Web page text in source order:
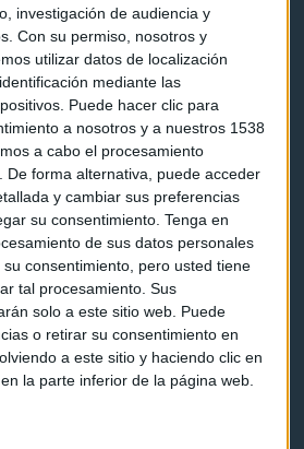
investigación de audiencia y
Con su permiso, nosotros y
utilizar datos de localización
mediante las
Puede hacer clic para
a nosotros y a nuestros 1538
a cabo el procesamiento
De forma alternativa, puede acceder
y cambiar sus preferencias
su consentimiento. Tenga en
de sus datos personales
consentimiento, pero usted tiene
tal procesamiento. Sus
solo a este sitio web. Puede
o retirar su consentimiento en
a este sitio y haciendo clic en
la parte inferior de la página web.
Capital Radio
Noticias
Eventos
Consultorios
y podcasts
& Legal
Contacto